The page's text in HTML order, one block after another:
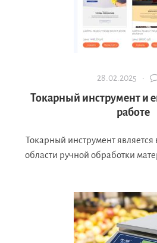
28.02.2025 ·
Токарный инструмент и
работе
Токарный инструмент
области ручной обработки